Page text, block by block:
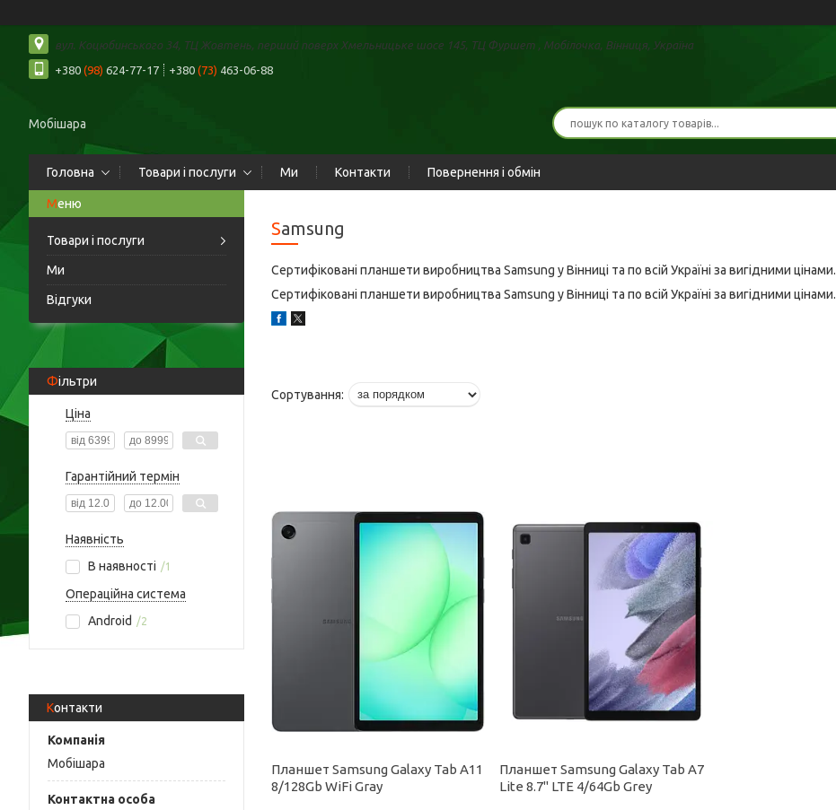
вул. Коцюбинського 34, ТЦ Жовтень, перший поверх Хмельницьке шосе 145, ТЦ Фуршет , Мобілочка, Вінниця, Україна
+380 (98) 624-77-17 +380 (73) 463-06-88
Мобішара
Головна Товари і послуги Ми Контакти Повернення і обмін
Товари і послуги
Ми
Відгуки
Фільтри
Ціна
Гарантійний термін
Наявність
В наявності
1
Операційна система
Android
2
Контакти
Мобішара
Samsung
Сертифіковані планшети виробництва Samsung у Вінниці та по всій Україні за вигідними цінами.
Сертифіковані планшети виробництва Samsung у Вінниці та по всій Україні за вигідними цінами.
Планшет Samsung Galaxy Tab A11
8/128Gb WiFi Gray
Планшет Samsung Galaxy Tab A7
Lite 8.7'' LTE 4/64Gb Grey